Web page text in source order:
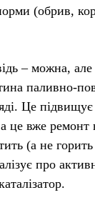
(обрив,
– можна,
паливно-
Це підвищує
це вже
(а не горить
про